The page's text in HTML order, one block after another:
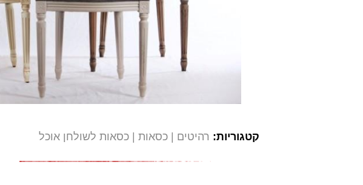
קטגוריות: רהיטים כסאות כסאות לשולחן אוכל